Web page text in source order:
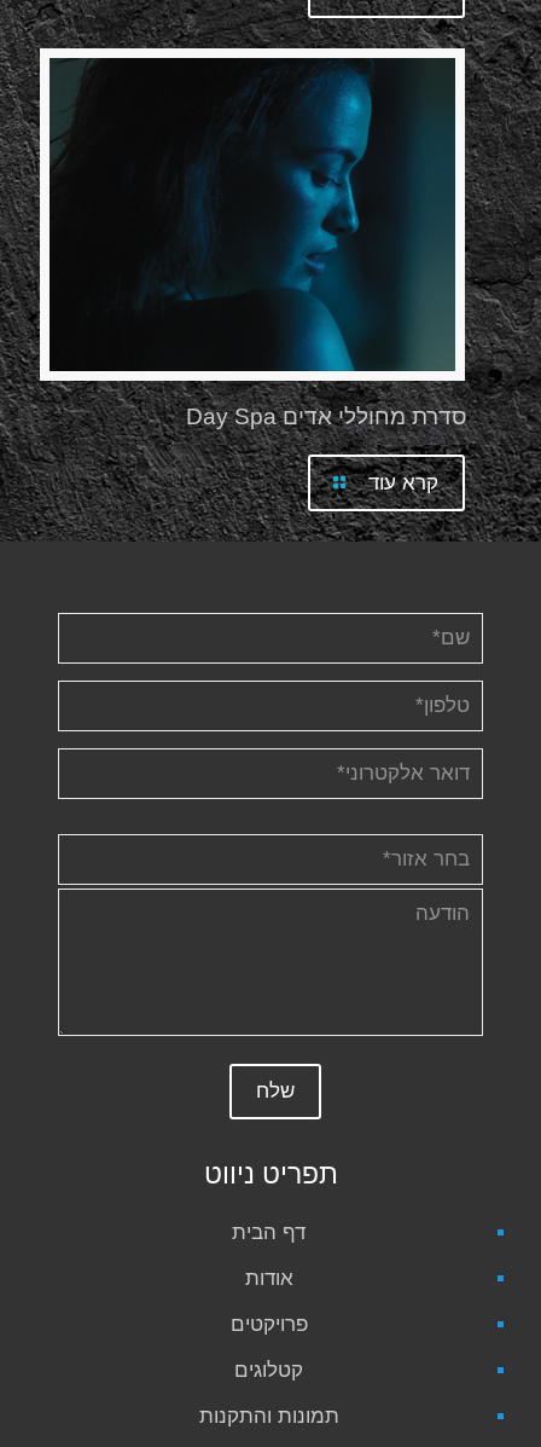
סדרת מחוללי אדים Day Spa
קרא עוד
תפריט ניווט
דף הבית
אודות
פרויקטים
קטלוגים
תמונות והתקנות